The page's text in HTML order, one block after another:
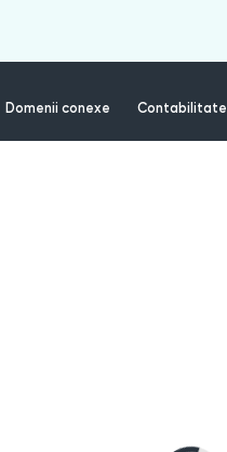
Domenii conexe